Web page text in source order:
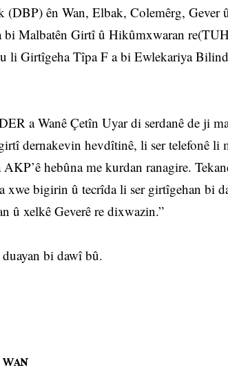
(DBP) ên Wan, Elbak, Colemêrg, Gever
bi Malbatên Girtî û Hikûmxwaran
li Girtîgeha Tîpa F a bi Ewlekariya
a Wanê Çetîn Uyar di serdanê de ji
dernakevin hevdîtinê, li ser telefonê li
hebûna me kurdan ranagire.
xwe bigirin û tecrîda li ser girtîgehan bi
û xelkê Geverê re dixwazin.”
bi dawî bû.
WAN